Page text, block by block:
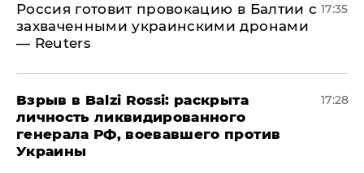
​Россия готовит провокацию в Балтии с
захваченными украинскими дронами
— Reuters
17:35
​Взрыв в Balzi Rossi: раскрыта
личность ликвидированного
генерала РФ, воевавшего против
Украины
17:28